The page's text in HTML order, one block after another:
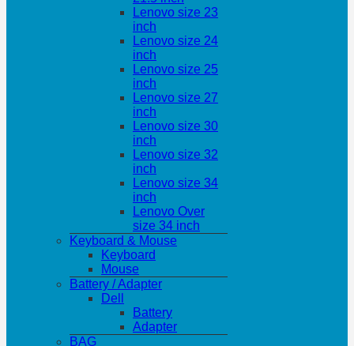
Lenovo size 23
inch
Lenovo size 24
inch
Lenovo size 25
inch
Lenovo size 27
inch
Lenovo size 30
inch
Lenovo size 32
inch
Lenovo size 34
inch
Lenovo Over
size 34 inch
Keyboard & Mouse
Keyboard
Mouse
Battery / Adapter
Dell
Battery
Adapter
BAG